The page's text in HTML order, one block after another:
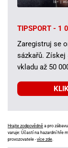
TIPSPORT - 1
Zaregistruj se
sázkařů. Získej
vkladu až 50
Hrajte zodpovědně a pro
varuje: Účastí na hazardní hře
provozovatele -více zde